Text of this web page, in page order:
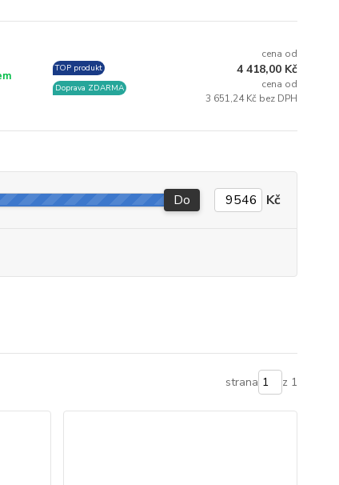
TOP produkt
Doprava ZDARMA
cena od
4 418,00 Kč
cena od
3 651,24 Kč bez DPH
Do Kč
strana z 1